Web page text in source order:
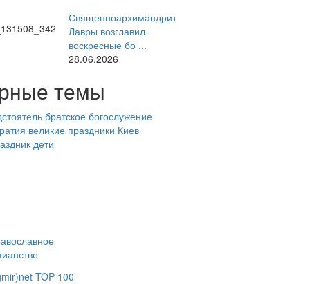
Священноархимандрит
Лавры возглавил
воскресные бо ...
28.06.2026
темы
братское богослужение
великие праздники Киев
дети